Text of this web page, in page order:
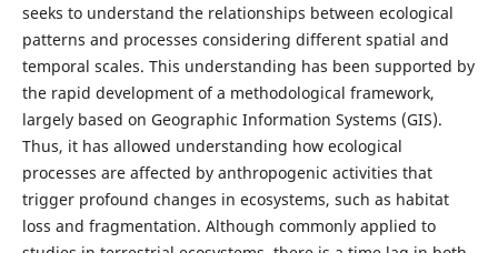
seeks to understand the relationships between ecological
patterns and processes considering different spatial and
temporal scales. This understanding has been supported by
the rapid development of a methodological framework,
largely based on Geographic Information Systems (GIS).
Thus, it has allowed understanding how ecological
processes are affected by anthropogenic activities that
trigger profound changes in ecosystems, such as habitat
loss and fragmentation. Although commonly applied to